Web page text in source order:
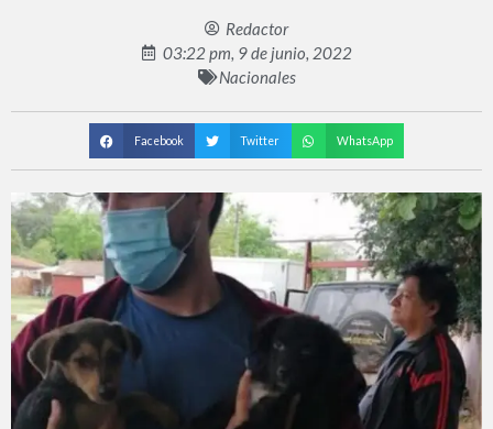
Redactor
03:22 pm, 9 de junio, 2022
Nacionales
Facebook Twitter WhatsApp